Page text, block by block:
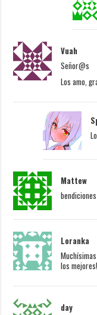
Vuah
Señor@s
Los amo,
Mattew
Loranka
los
day